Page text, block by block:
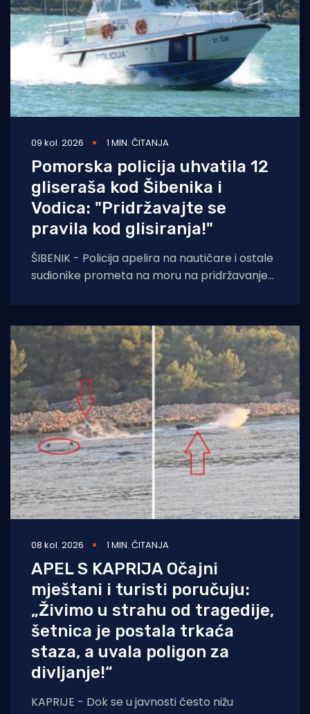
09 kol. 2026 1 MIN. ČITANJA
Pomorska policija uhvatila 12
gliseraša kod Šibenika i
Vodica: "Pridržavajte se
pravila kod glisiranja!"
ŠIBENIK - Policija apelira na nautičare i ostale
sudionike prometa na moru na pridržavanje
08 kol. 2026 1 MIN. ČITANJA
APEL S KAPRIJA Očajni
mještani i turisti poručuju:
„Živimo u strahu od tragedije,
šetnica je postala trkaća
staza, a uvala poligon za
divljanje!“
KAPRIJE - Dok se u javnosti često nižu